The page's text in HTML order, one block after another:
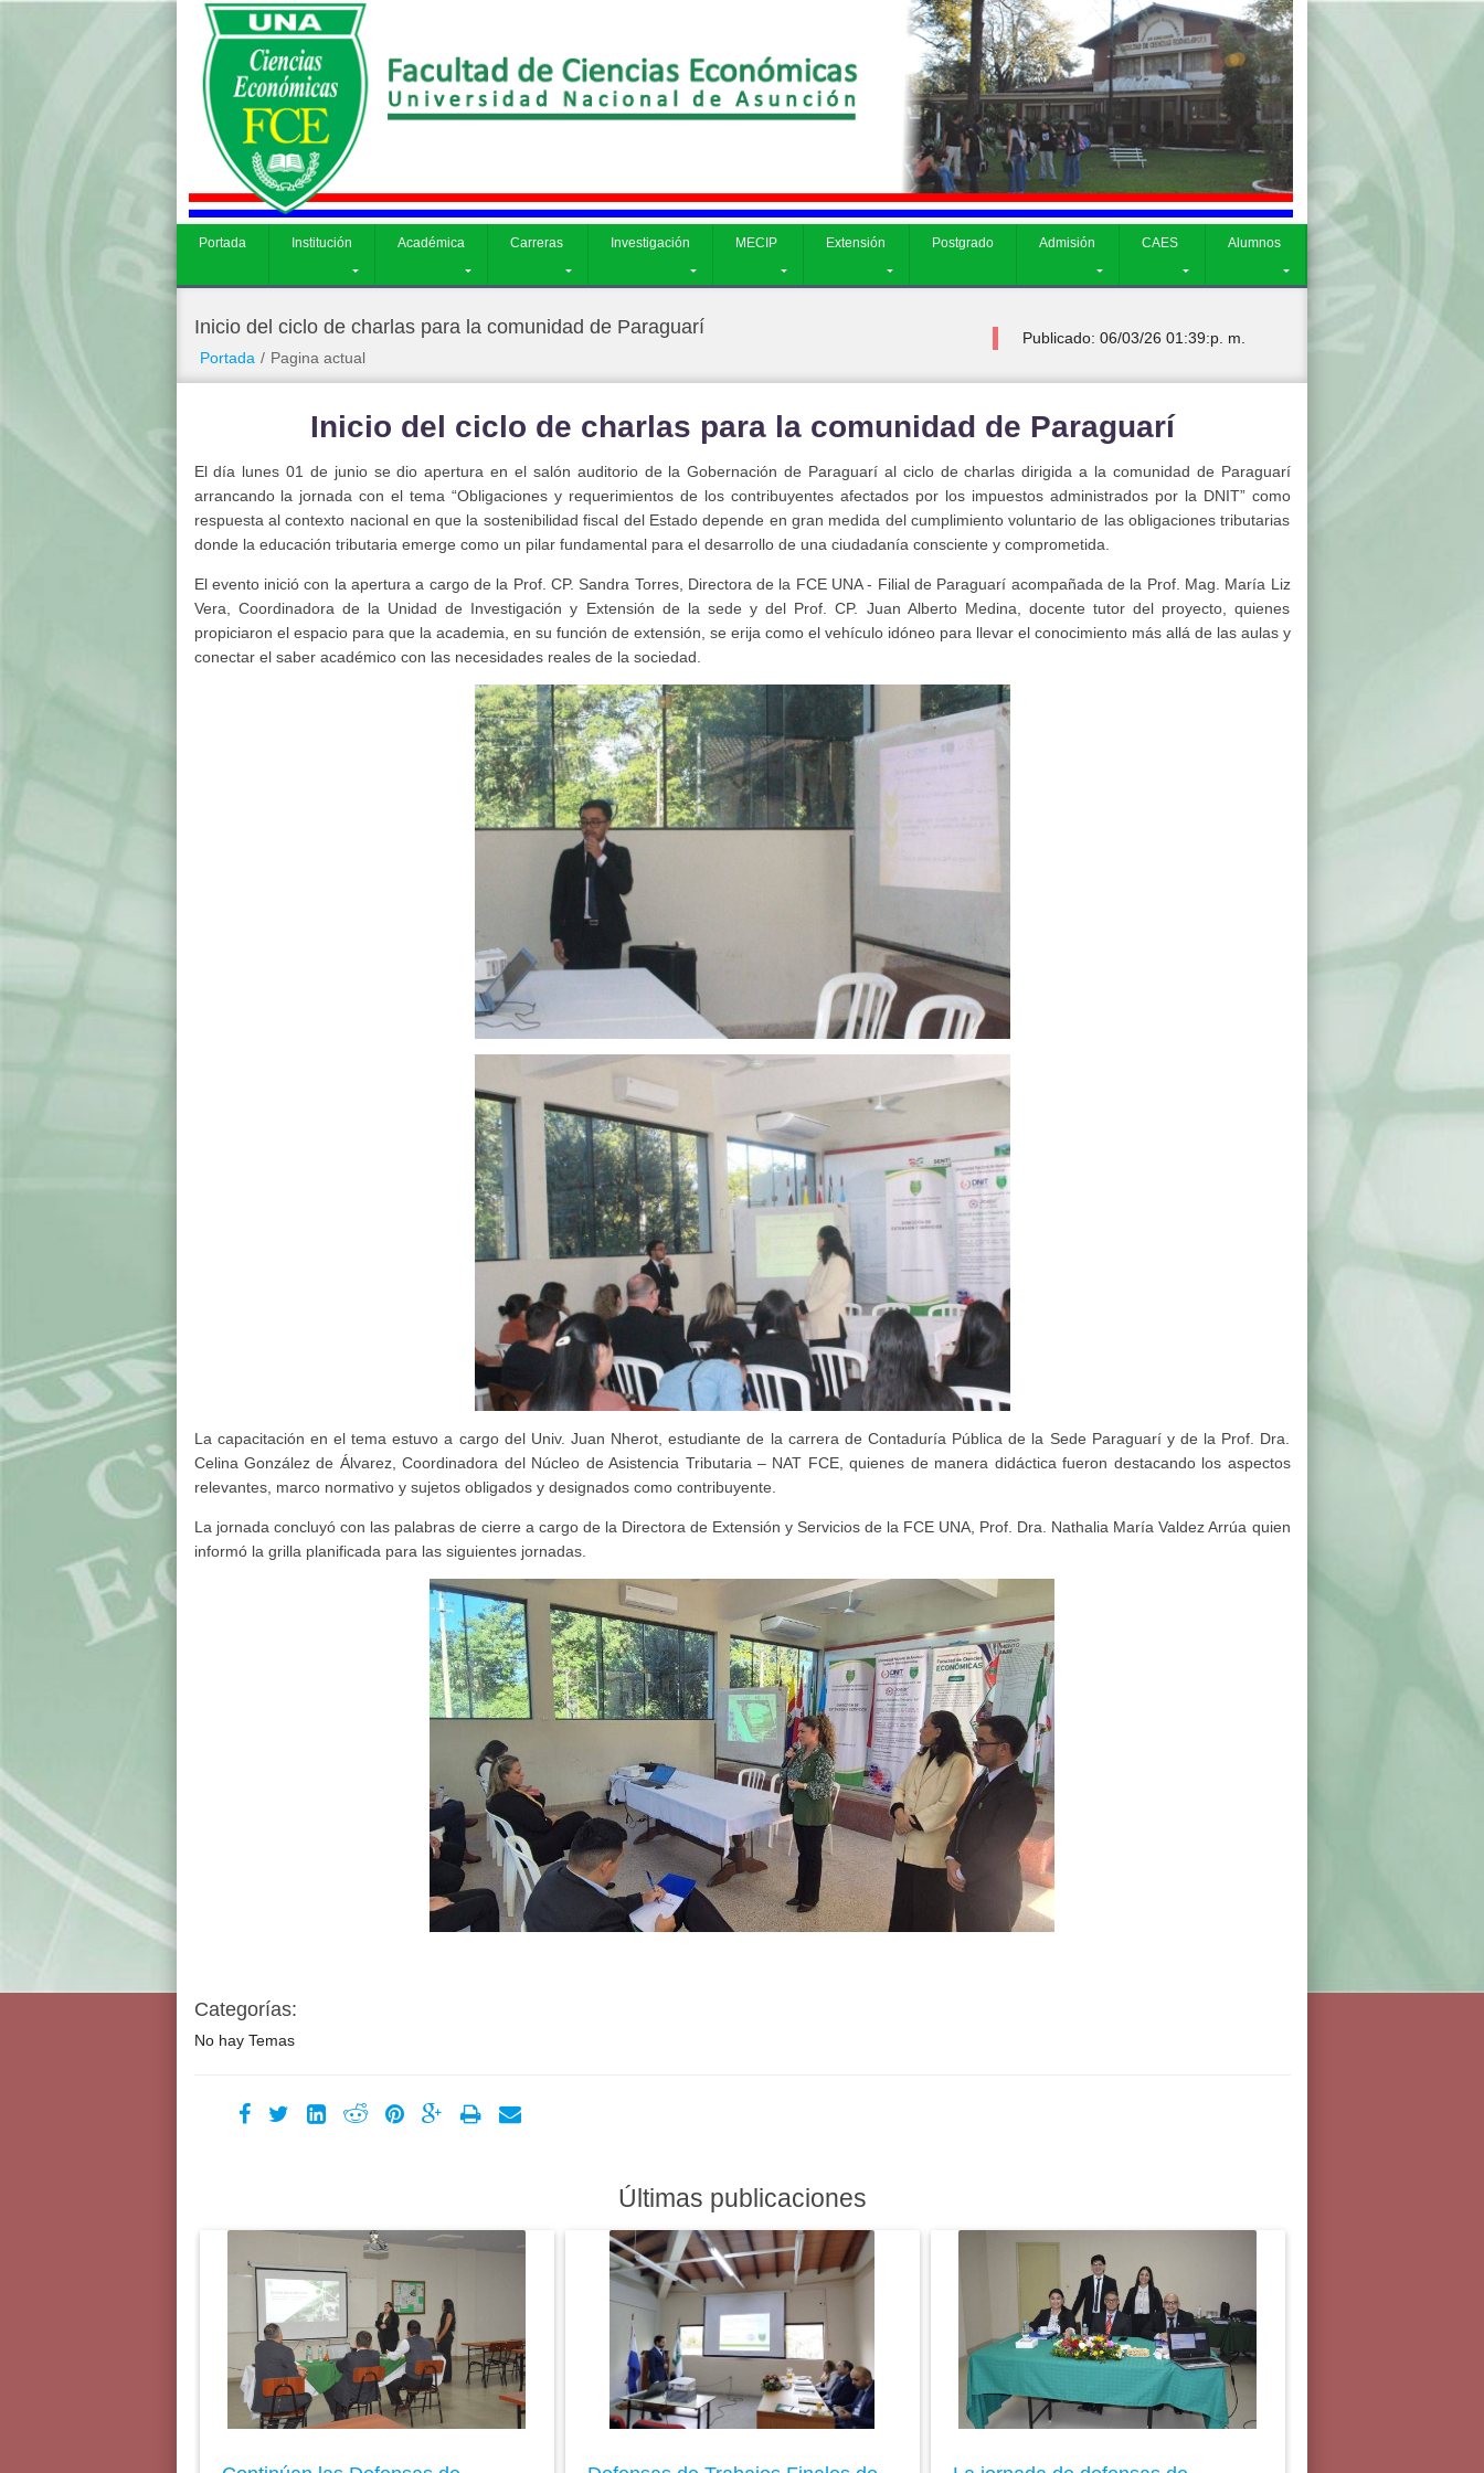
Portada Institución Académica Carreras Investigación MECIP Extensión Postgrado Admisión CAES Alumnos
Carreras Investigación Admisión CAES Alumnos
Inicio del ciclo de charlas para la comunidad de Paraguarí
Portada / Pagina actual
Publicado: 06/03/26 01:39:p. m.
Inicio del ciclo de charlas para la comunidad de Paraguarí
El día lunes 01 de junio se dio apertura en el salón auditorio de la Gobernación de Paraguarí al ciclo de charlas dirigida a la comunidad de Paraguarí
arrancando la jornada con el tema “Obligaciones y requerimientos de los contribuyentes afectados por los impuestos administrados por la DNIT” como
respuesta al contexto nacional en que la sostenibilidad fiscal del Estado depende en gran medida del cumplimiento voluntario de las obligaciones tributarias
donde la educación tributaria emerge como un pilar fundamental para el desarrollo de una ciudadanía consciente y comprometida.
El evento inició con la apertura a cargo de la Prof. CP. Sandra Torres, Directora de la FCE UNA - Filial de Paraguarí acompañada de la Prof. Mag. María Liz
Vera, Coordinadora de la Unidad de Investigación y Extensión de la sede y del Prof. CP. Juan Alberto Medina, docente tutor del proyecto, quienes
propiciaron el espacio para que la academia, en su función de extensión, se erija como el vehículo idóneo para llevar el conocimiento más allá de las aulas y
conectar el saber académico con las necesidades reales de la sociedad.
La capacitación en el tema estuvo a cargo del Univ. Juan Nherot, estudiante de la carrera de Contaduría Pública de la Sede Paraguarí y de la Prof. Dra.
Celina González de Álvarez, Coordinadora del Núcleo de Asistencia Tributaria – NAT FCE, quienes de manera didáctica fueron destacando los aspectos
relevantes, marco normativo y sujetos obligados y designados como contribuyente.
La jornada concluyó con las palabras de cierre a cargo de la Directora de Extensión y Servicios de la FCE UNA, Prof. Dra. Nathalia María Valdez Arrúa quien
informó la grilla planificada para las siguientes jornadas.
Categorías:
No hay Temas
Últimas publicaciones